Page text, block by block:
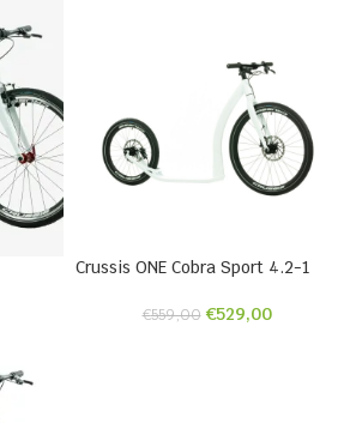
Crussis ONE Cobra Sport 4.2-1
€559,00 €529,00